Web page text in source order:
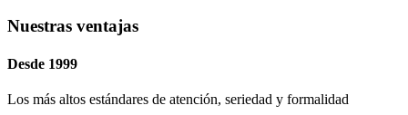
Nuestras ventajas
Desde 1999
Los más altos estándares de atención, seriedad y formalidad​